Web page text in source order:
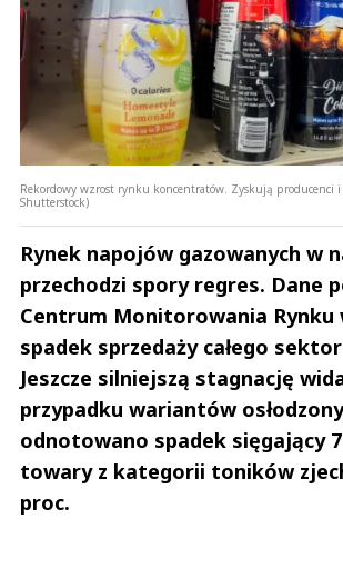
Rekordowy wzrost rynku koncentratów. Zyskują producenci i
Shutterstock)
Rynek napojów gazowanych w
przechodzi spory regres. Dane
Centrum Monitorowania Rynku
spadek sprzedaży całego
Jeszcze silniejszą stagnację
przypadku wariantów
odnotowano spadek sięgający
towary z kategorii toników
proc.